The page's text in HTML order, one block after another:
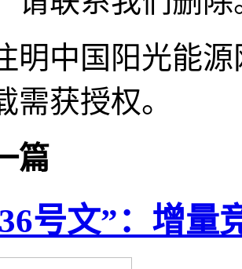
明中国阳光能
需获授权。
篇
号文”：增量